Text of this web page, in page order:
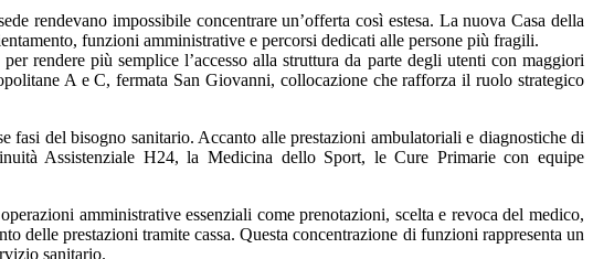
rendevano impossibile concentrare un’offerta così estesa. La nuova Casa della
funzioni amministrative e percorsi dedicati alle persone più fragili.
rendere più semplice l’accesso alla struttura da parte degli utenti con maggiori
A e C, fermata San Giovanni, collocazione che rafforza il ruolo strategico
del bisogno sanitario. Accanto alle prestazioni ambulatoriali e diagnostiche di
Assistenziale H24, la Medicina dello Sport, le Cure Primarie con equipe
amministrative essenziali come prenotazioni, scelta e revoca del medico,
delle prestazioni tramite cassa. Questa concentrazione di funzioni rappresenta un
sanitario.